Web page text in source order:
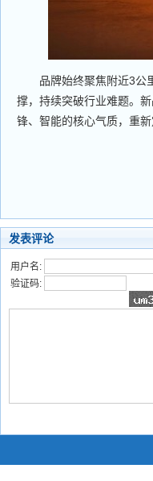
品牌始终聚焦附近3公
撑，持续突破行业难题。
锋、智能的核心气质，重
发表评论
用户名:
验证码: